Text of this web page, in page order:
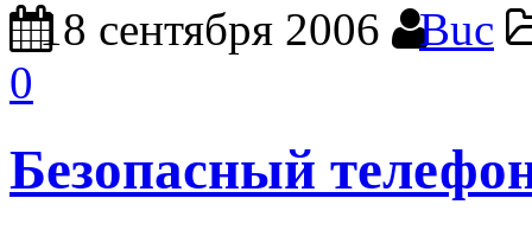
18 сентября 2006
Buc
0
Безопасный